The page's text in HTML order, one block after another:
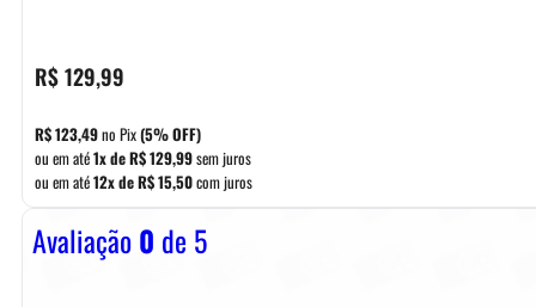
R$129,99
R$123,49no Pix(5% OFF)
ou em até1x deR$129,99sem juros
ou em até12x deR$15,50com juros
Avaliação0 de 5